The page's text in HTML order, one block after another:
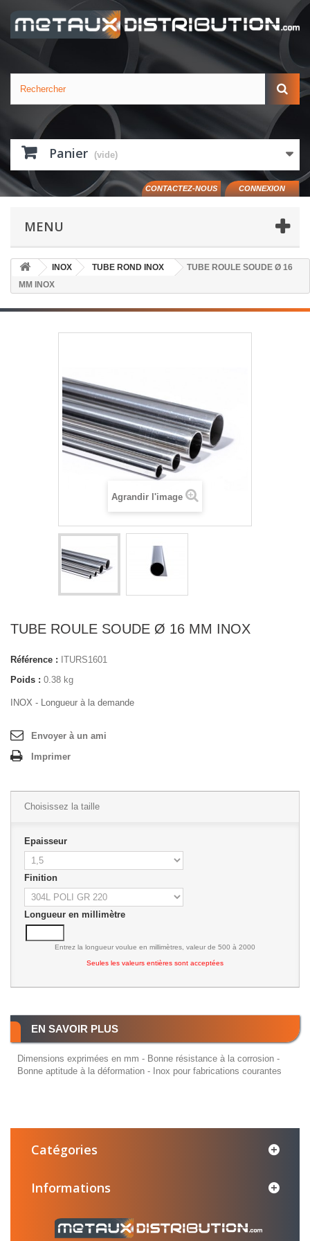
Panier (vide)
CONNEXION
CONTACTEZ-NOUS
MENU
INOX TUBE ROND INOX
TUBE ROULE SOUDE Ø 16
MM INOX
Agrandir l'image
TUBE ROULE SOUDE Ø 16 MM INOX
Référence : ITURS1601
Poids : 0.38 kg
INOX - Longueur à la demande
Envoyer à un ami
Imprimer
Choisissez la taille
Epaisseur
Finition
Longueur en millimètre
Entrez la longueur voulue en millimètres, valeur de 500 à 2000
Seules les valeurs entières sont acceptées
EN SAVOIR PLUS
Dimensions exprimées en mm - Bonne résistance à la corrosion -
Bonne aptitude à la déformation - Inox pour fabrications courantes
Catégories
Informations